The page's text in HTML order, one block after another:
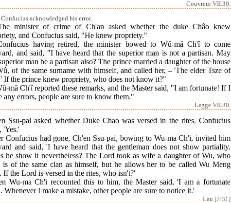
Couvreur VII.30.
acknowledged his error.
minister of crime of Ch'an asked whether the duke Châo knew
and Confucius said, "He knew propriety."
having retired, the minister bowed to Wû-mâ Ch'î to come
and said, "I have heard that the superior man is not a partisan. May
man be a partisan also? The prince married a daughter of the house
of the same surname with himself, and called her, – 'The elder Tsze of
If the prince knew propriety, who does not know it?"
mâ Ch'î reported these remarks, and the Master said, "I am fortunate! If I
any errors, people are sure to know them."
Legge VII.30.
Ssu-pai asked whether Duke Chao was versed in the rites. Confucius
'Yes.'
Confucius had gone, Ch'en Ssu-pai, bowing to Wu-ma Ch'i, invited him
and said, 'I have heard that the gentleman does not show partiality.
he show it nevertheless? The Lord took as wife a daughter of Wu, who
is of the same clan as himself, but he allows her to be called Wu Meng
If the Lord is versed in the rites, who isn't?'
Wu-ma Ch'i recounted this to him, the Master said, 'I am a fortunate
Whenever I make a mistake, other people are sure to notice it.'
Lau [7:31]